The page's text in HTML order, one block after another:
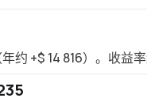
约 +$ 14 816）。收益